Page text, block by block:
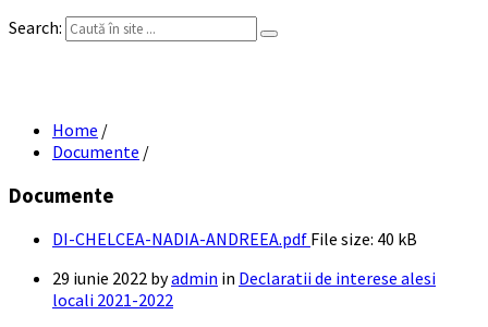
Search:
Home /
Documente /
Documente
DI-CHELCEA-NADIA-ANDREEA.pdf File size: 40 kB
29 iunie 2022 byadmin in Declaratii de interese alesi
locali 2021-2022